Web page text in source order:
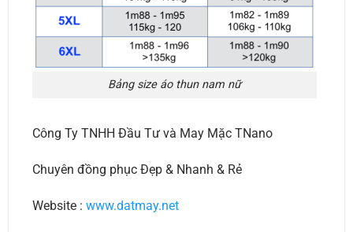
Bảng size áo thun nam nữ
Công Ty TNHH Đầu Tư và May Mặc TNano
Chuyên đồng phục Đẹp & Nhanh & Rẻ
Website : www.datmay.net